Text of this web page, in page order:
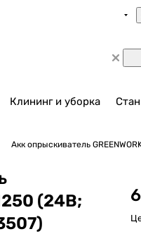
Клининг и уборка
Акк опрыскиватель
(24В;